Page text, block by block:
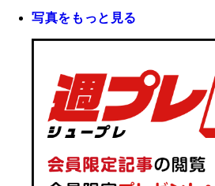
写真をもっと見る